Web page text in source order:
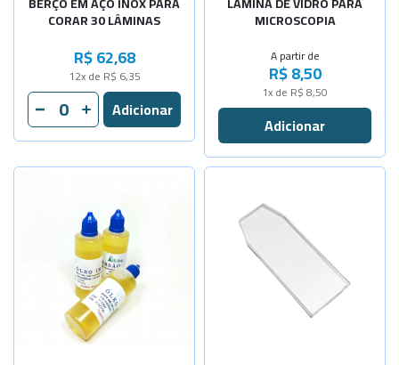
CORAR 30 LÂMINAS
R$ 62,68
12x de R$ 6,35
MICROSCOPIA
A partir de
R$ 8,50
1x de R$ 8,50